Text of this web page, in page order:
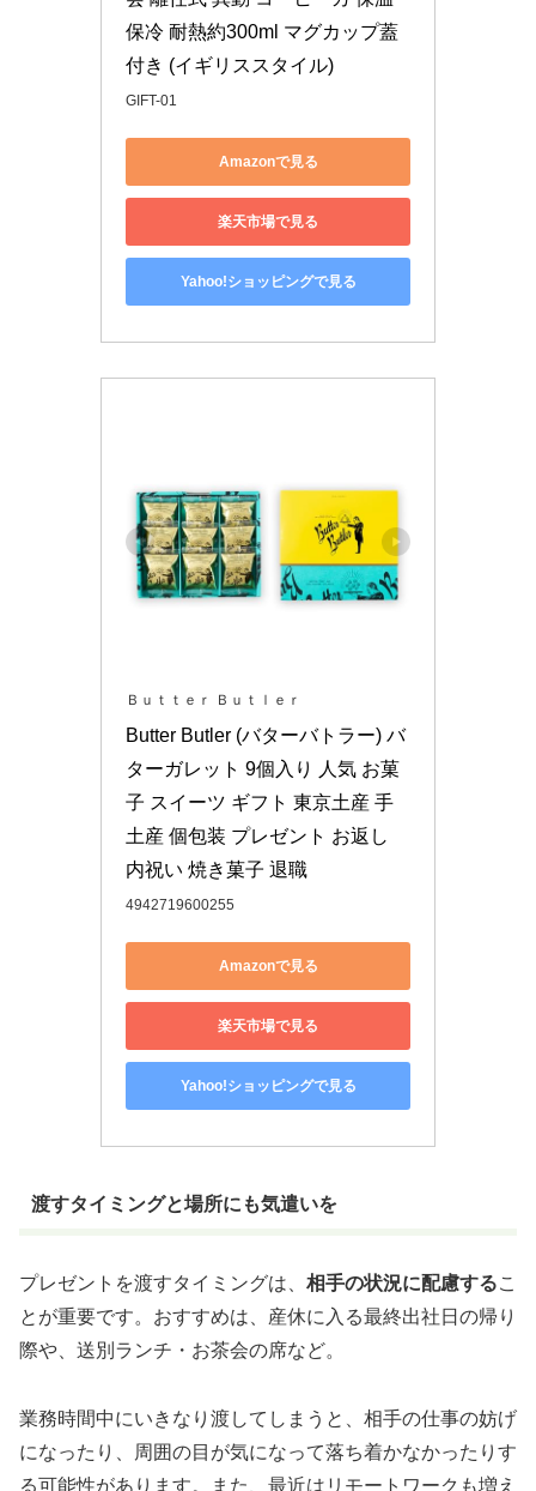
保冷 耐熱約300ml マグカップ蓋
付き (イギリススタイル)
GIFT-01
Amazonで見る
楽天市場で見る
Yahoo!ショッピングで見る
Ｂｕｔｔｅｒ Ｂｕｔｌｅｒ
Butter Butler (バターバトラー) バ
ターガレット 9個入り 人気 お菓
子 スイーツ ギフト 東京土産 手
土産 個包装 プレゼント お返し
内祝い 焼き菓子 退職
4942719600255
Amazonで見る
楽天市場で見る
Yahoo!ショッピングで見る
渡すタイミングと場所にも気遣いを
プレゼントを渡すタイミングは、 相手の状況に配慮するこ
とが重要です。おすすめは、産休に入る最終出社日の帰り
際や、送別ランチ・お茶会の席など。
業務時間中にいきなり渡してしまうと、相手の仕事の妨げ
になったり、周囲の目が気になって落ち着かなかったりす
る可能性があります。また、最近はリモートワークも増え